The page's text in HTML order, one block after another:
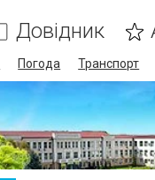
Довідник
Погода Транспорт